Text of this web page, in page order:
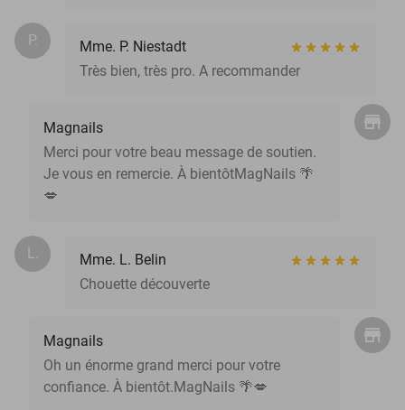
P.
Mme. P. Niestadt
Très bien, très pro. A recommander
Magnails
Merci pour votre beau message de soutien.
Je vous en remercie. À bientôtMagNails 🌴
💋
L.
Mme. L. Belin
Chouette découverte
Magnails
Oh un énorme grand merci pour votre
confiance. À bientôt.MagNails 🌴💋